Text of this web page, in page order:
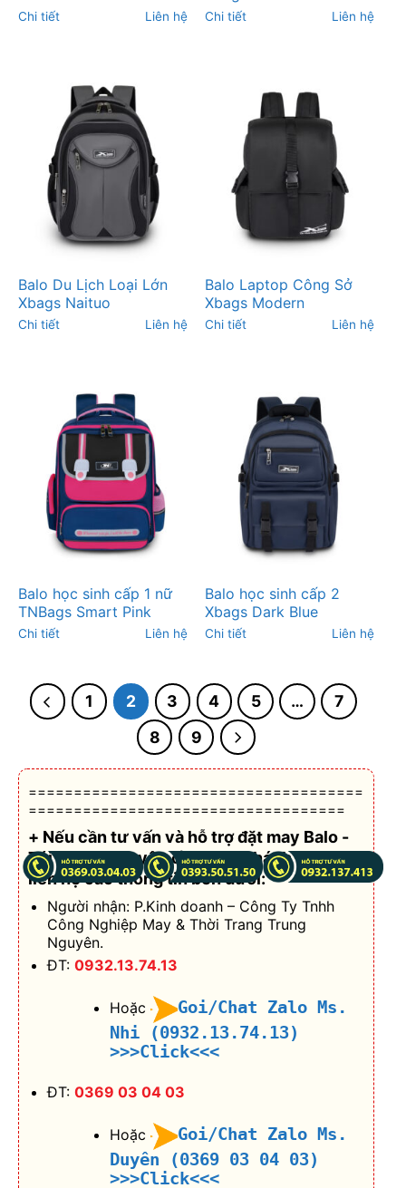
=====================================
===================================
+ Nếu cần tư vấn và hỗ trợđặt may Balo -
Túi xách theo yêu cầu, Quý khách vui lòng
liên hệ các thông tin bên dưới:
Người nhận: P.Kinh doanh – Công Ty Tnhh
Công Nghiệp May & Thời Trang Trung
Nguyên.
ĐT: 0932.13.74.13
Hoặc
Goi/Chat Zalo Ms.
Nhi (0932.13.74.13)
>>>Click<<<
ĐT: 0369 03 04 03
Hoặc
Goi/Chat Zalo Ms.
Duyên (0369 03 04 03)
>>>Click<<<
Chi tiết Liên hệ Chi tiết Liên hệ
Balo Du Lịch Loại Lớn
Xbags Naituo
Chi tiết Liên hệ
Balo Laptop Công Sở
Xbags Modern
Chi tiết Liên hệ
Balo học sinh cấp 1 nữ
TNBags Smart Pink
Chi tiết Liên hệ
Balo học sinh cấp 2
Xbags Dark Blue
Chi tiết Liên hệ
1 2 3 4 5 …
7
8
9